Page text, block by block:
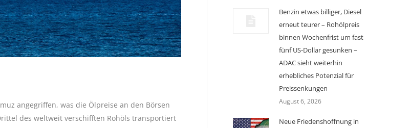
angegriffen, was die Ölpreise an den Börsen
des weltweit verschifften Rohöls transportiert
Benzin etwas billiger, Diesel
erneut teurer – Rohölpreis
binnen Wochenfrist um fast
fünf US-Dollar gesunken –
ADAC sieht weiterhin
erhebliches Potenzial für
Preissenkungen
August 6, 2026
Neue Friedenshoffnung in